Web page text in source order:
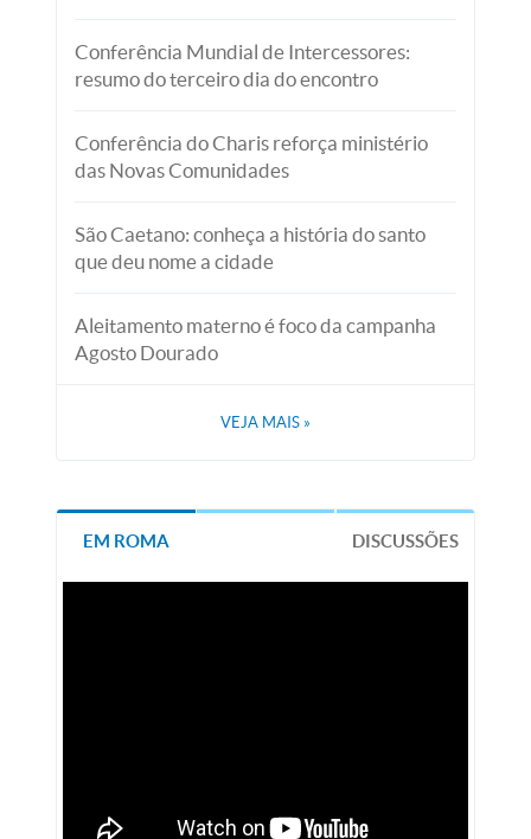
Conferência Mundial de Intercessores:
resumo do terceiro dia do encontro
Conferência do Charis reforça ministério
das Novas Comunidades
São Caetano: conheça a história do santo
que deu nome a cidade
Aleitamento materno é foco da campanha
Agosto Dourado
VEJA MAIS »
EM ROMA DISCUSSÕES